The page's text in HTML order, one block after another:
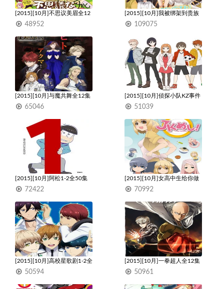
[2015][10月]不思议美眉全12
集
48952
[2015][10月]我被绑架到贵族
女校当“庶民样本”全12集
109075
[2015][10月]与魔共舞全12集
65046
[2015][10月]侦探小队KZ事件
簿全16集
51039
[2015][10月]阿松1-2全50集
+SP72422
[2015][10月]女高中生给你做
饭了！全26集
70992
[2015][10月]高校星歌剧1-2全
24集50594
[2015][10月]一拳超人全12集
+OVA50961